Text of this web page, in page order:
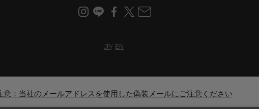
JP EN
意：当社のメールアドレスを使用した偽装メールにご注意ください